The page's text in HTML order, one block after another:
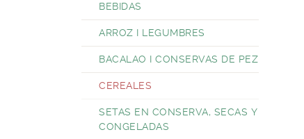
BEBIDAS
ARROZ I LEGUMBRES
BACALAO I CONSERVAS DE PEZ
CEREALES
SETAS EN CONSERVA, SECAS Y
CONGELADAS